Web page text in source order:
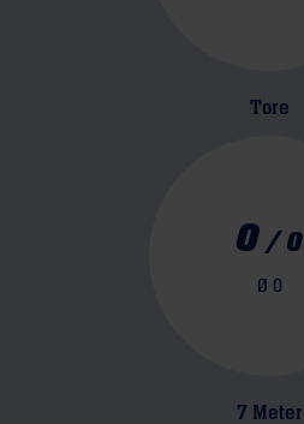
Tore
0/ 0
Ø 0
7 Meter